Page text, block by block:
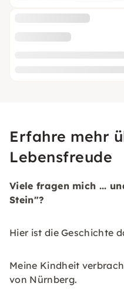
Erfahre mehr
Lebensfreude
Viele fragen mich ...
Stein"?
Hier ist die Geschichte
Meine Kindheit
von Nürnberg.